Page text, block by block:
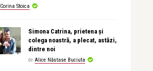
Corina Stoica
Simona Catrina, prietena și
colega noastră, a plecat, astăzi,
dintre noi
de Alice Năstase Buciuta